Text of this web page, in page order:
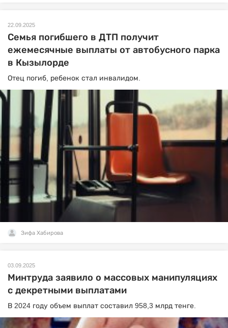
22.09.2025
Семья погибшего в ДТП получит
ежемесячные выплаты от автобусного парка
в Кызылорде
Отец погиб, ребенок стал инвалидом.
Зифа Хабирова
03.09.2025
Минтруда заявило о массовых манипуляциях
с декретными выплатами
В 2024 году объем выплат составил 958,3 млрд тенге.